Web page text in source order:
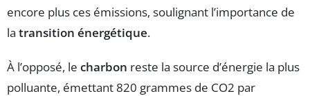
encore plus ces émissions, soulignant l’importance de
la transition énergétique.
À l’opposé, le charbon reste la source d’énergie la plus
polluante, émettant 820 grammes de CO2 par